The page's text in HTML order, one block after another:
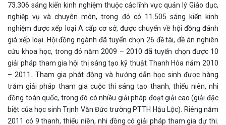
73.306 sáng kiến kinh nghiệm thuộc các lĩnh vực quản lý Giáo dục,
nghiệp vụ và chuyên môn, trong đó có 11.505 sáng kiến kinh
nghiệm được xếp loại A cấp cơ sở, được chuyển về hội đồng đánh
giá xếp loại. Hội đồng ngành đã tuyển chọn 26 đề tài, đề án nghiên
cứu khoa học, trong đó năm 2009 – 2010 đã tuyển chọn được 10
giải pháp tham gia hội thị sáng tạo kỹ thuật Thanh Hóa năm 2010
– 2011. Tham gia phát động và hướng dẫn học sinh được hàng
trăm giải pháp tham gia cuộc thi sáng tạo thanh, thiếu niên, nhi
đồng toàn quốc, trong đó có nhiều giải pháp đoạt giải cao (giải đặc
biệt của học sinh Trịnh Văn Đức trường PTTH Hậu Lộc). Riêng năm
2011 có 9 thanh, thiếu niên, nhi đồng có giải pháp tham gia dự thi.